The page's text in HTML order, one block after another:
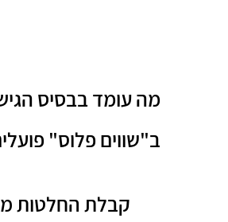
מה עומד בבסיס
ב"שווים פלוס"
קבלת החלטות